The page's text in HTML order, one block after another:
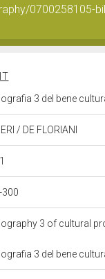
0700258105-
IT
3 del bene
/ DE FLORIANI
300
3 of cultural
3 del bene